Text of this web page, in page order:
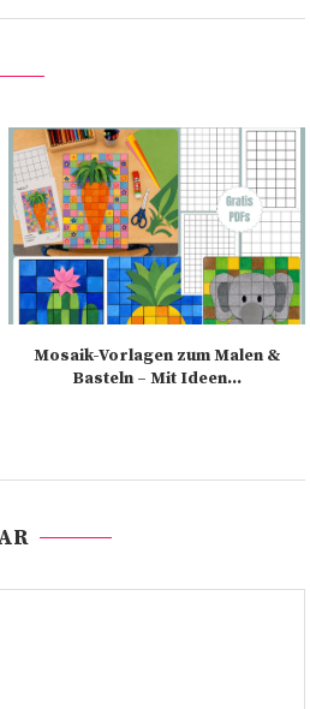
Mosaik-Vorlagen zum Malen &
Basteln – Mit Ideen...